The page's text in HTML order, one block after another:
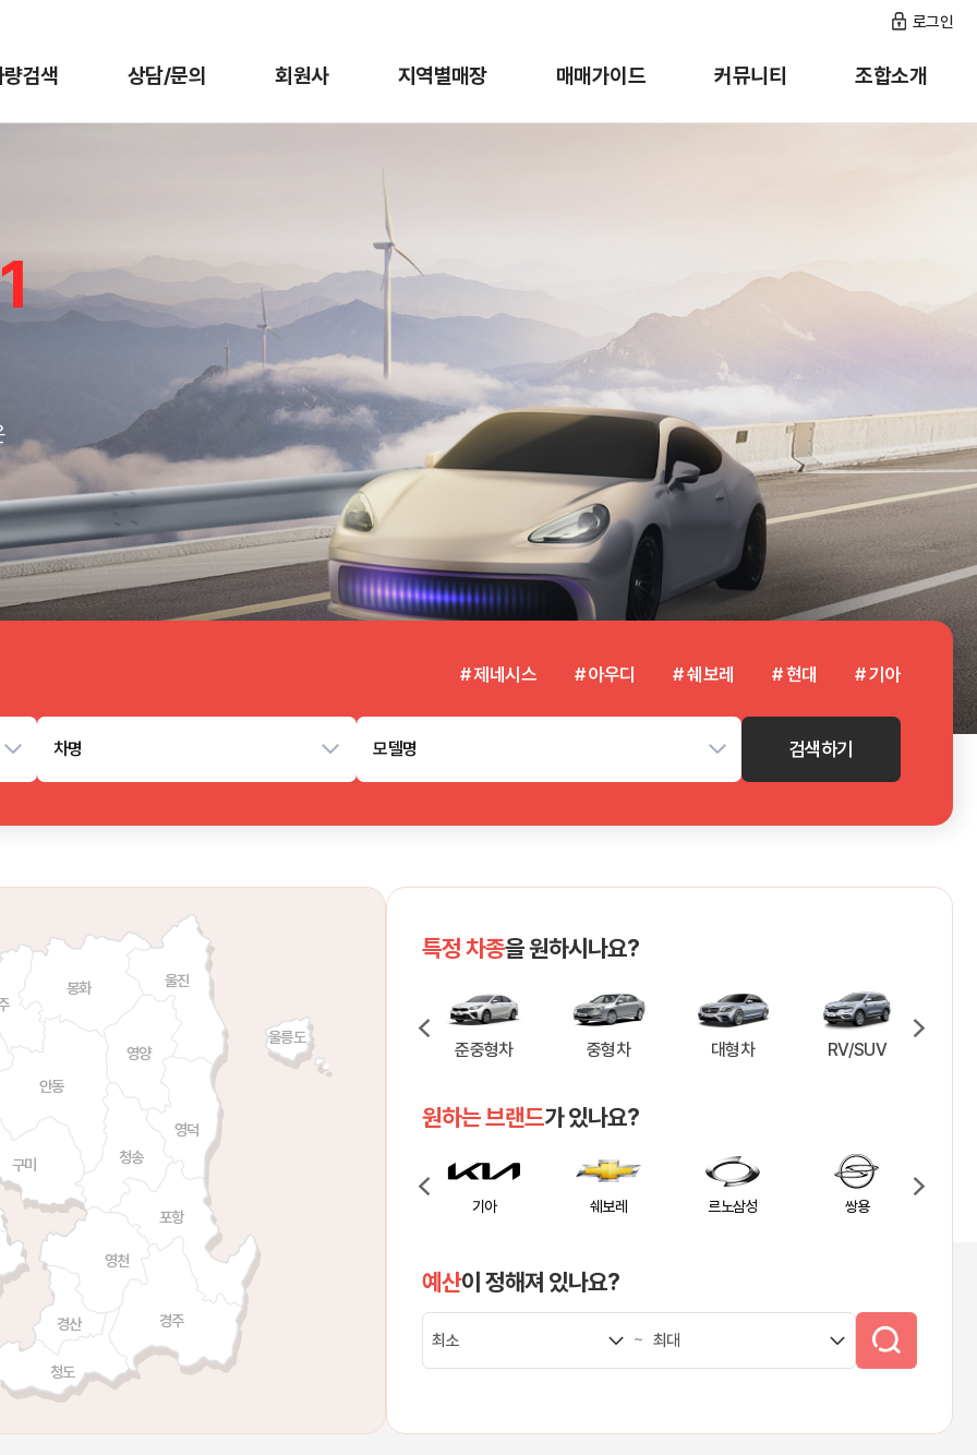
량검색 상담/문의 회원사 지역별매장 매매가이드 커뮤니티 조합소개
로그인
# 제네시스 # 아우디 # 쉐보레 # 현대 # 기아
차명 모델명 검색하기
구미
봉화
안동
울진
울릉도
영양
영덕
청송
포항
영천
경주
경산
청도
특정 차종을 원하시나요?
소형차 중형차 대형차 RV/SUV 승합차
원하는 브랜드가 있나요?
제네시스 쉐보레 르노삼성 쌍용 벤츠
예산이 정해져 있나요?
~